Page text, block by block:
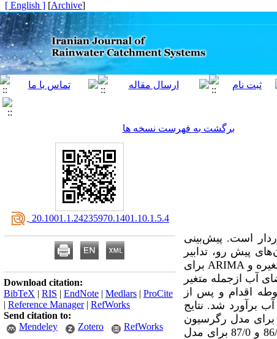
[
Archive
]
[ English ]
برگشت به فهرست نسخه ها
است. پیش‌بینی
پیش رو، تدابیر
و ARIMAبرای
آب ازجمله متغیر
اقدام و پس از
برآورد شد. نتایج
تحقیق نشان داد که برای آموزش داده‌ها مقادیر ضریب تعیین و ضریب نش به­ترتیب 81/0 و 77/0 برای مدل رگرسیون
بوده و همین ضرایب برای آموزش داده‌ها به­ترتیب 86/0 و 87/0 برای مدل
‎ 20.1001.1.24235970.1401.10.1.5.4
Download citation:
BibTeX | RIS | EndNote | Medlars | ProCite
| Reference Manager| RefWorks
Send citation to:
Mendeley
Zotero RefWorks